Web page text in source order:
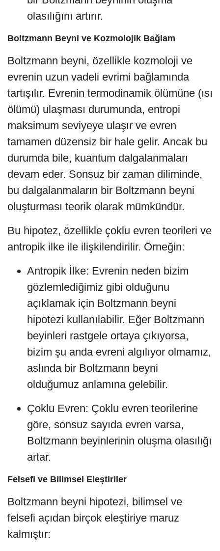
olasılığını artırır.
Boltzmann Beyni ve Kozmolojik Bağlam
Boltzmann beyni, özellikle kozmoloji ve
evrenin uzun vadeli evrimi bağlamında
tartışılır. Evrenin termodinamik ölümüne (ısı
ölümü) ulaşması durumunda, entropi
maksimum seviyeye ulaşır ve evren
tamamen düzensiz bir hale gelir. Ancak bu
durumda bile, kuantum dalgalanmaları
devam eder. Sonsuz bir zaman diliminde,
bu dalgalanmaların bir Boltzmann beyni
oluşturması teorik olarak mümkündür.
Bu hipotez, özellikle çoklu evren teorileri ve
antropik ilke ile ilişkilendirilir. Örneğin:
Antropik İlke: Evrenin neden bizim
gözlemlediğimiz gibi olduğunu
açıklamak için Boltzmann beyni
hipotezi kullanılabilir. Eğer Boltzmann
beyinleri rastgele ortaya çıkıyorsa,
bizim şu anda evreni algılıyor olmamız,
aslında bir Boltzmann beyni
olduğumuz anlamına gelebilir.
Çoklu Evren: Çoklu evren teorilerine
göre, sonsuz sayıda evren varsa,
Boltzmann beyinlerinin oluşma olasılığı
artar.
Felsefi ve Bilimsel Eleştiriler
Boltzmann beyni hipotezi, bilimsel ve
felsefi açıdan birçok eleştiriye maruz
kalmıştır: